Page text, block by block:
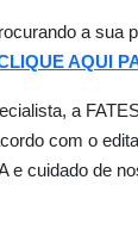
a sua
AQUI
a
com o
e cuidado de